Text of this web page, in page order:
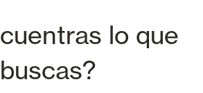
lo que
buscas?